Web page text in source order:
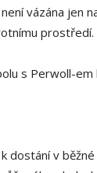
vázána jen
prostředí.
s Perwoll-
dostání v